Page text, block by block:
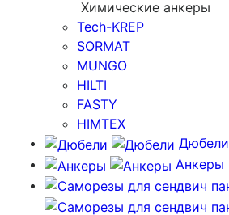
Химические анкеры
Tech-KREP
SORMAT
MUNGO
HILTI
FASTY
HIMTEX
Дюбели
Анкеры